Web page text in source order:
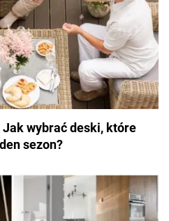
wybrać deski, które
sezon?